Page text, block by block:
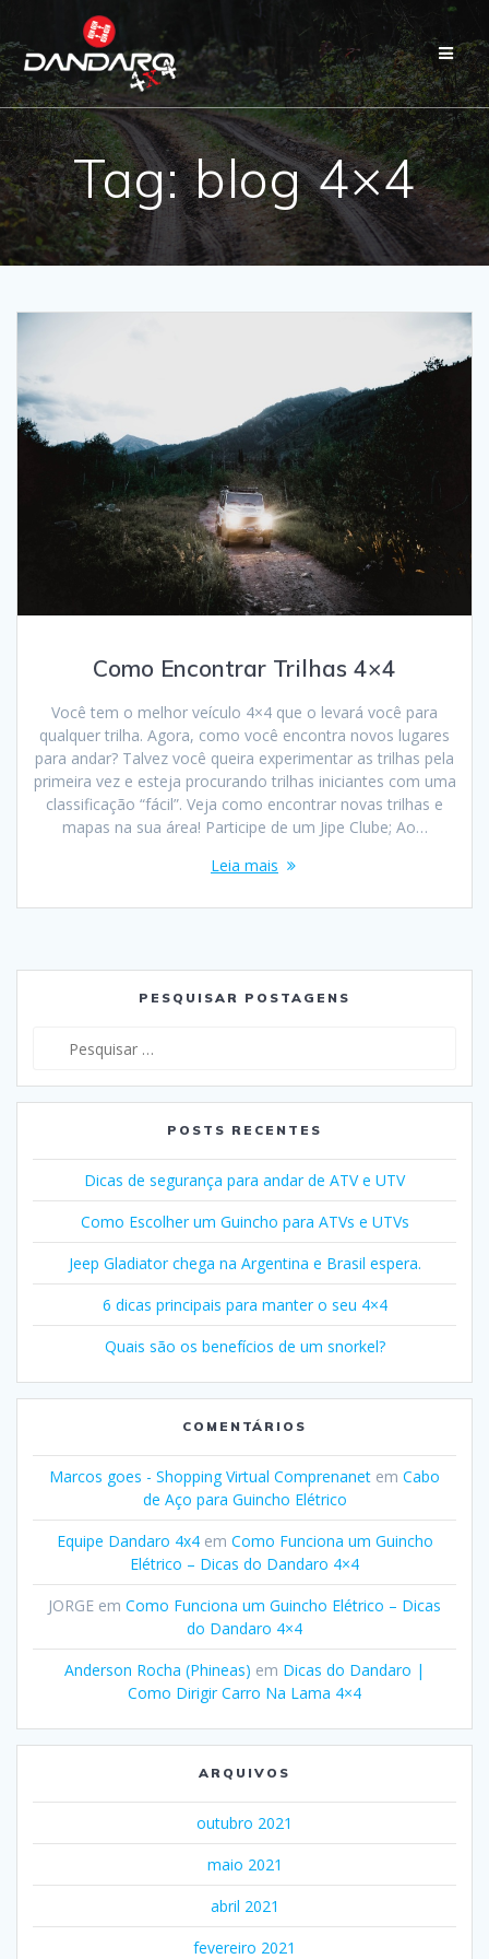
Tag:blog 4×4
Como Encontrar Trilhas 4×4
Você tem o melhor veículo 4×4 que o levará você para
qualquer trilha. Agora, como você encontra novos lugares
para andar? Talvez você queira experimentar as trilhas pela
primeira vez e esteja procurando trilhas iniciantes com uma
classificação “fácil”. Veja como encontrar novas trilhas e
mapas na sua área! Participe de um Jipe Clube; Ao…
Leia mais
PESQUISAR POSTAGENS
POSTS RECENTES
Dicas de segurança para andar de ATV e UTV
Como Escolher um Guincho para ATVs e UTVs
Jeep Gladiator chega na Argentina e Brasil espera.
6 dicas principais para manter o seu 4×4
Quais são os benefícios de um snorkel?
COMENTÁRIOS
Marcos goes - Shopping Virtual Comprenanet em Cabo
de Aço para Guincho Elétrico
Equipe Dandaro 4x4em Como Funciona um Guincho
Elétrico – Dicas do Dandaro 4×4
JORGE em Como Funciona um Guincho Elétrico – Dicas
do Dandaro 4×4
Anderson Rocha (Phineas) em Dicas do Dandaro |
Como Dirigir Carro Na Lama 4×4
ARQUIVOS
outubro 2021
maio 2021
abril 2021
fevereiro 2021